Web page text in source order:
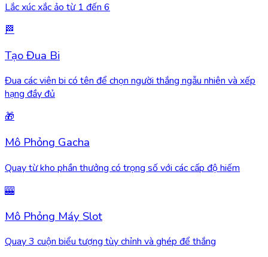
Lắc xúc xắc ảo từ 1 đến 6
🏁
Tạo Đua Bi
Đua các viên bi có tên để chọn người thắng ngẫu nhiên và xếp
hạng đầy đủ
🎁
Mô Phỏng Gacha
Quay từ kho phần thưởng có trọng số với các cấp độ hiếm
🎰
Mô Phỏng Máy Slot
Quay 3 cuộn biểu tượng tùy chỉnh và ghép để thắng